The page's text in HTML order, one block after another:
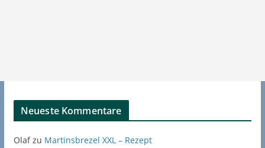
Neueste Kommentare
Olafzu Martinsbrezel XXL – Rezept